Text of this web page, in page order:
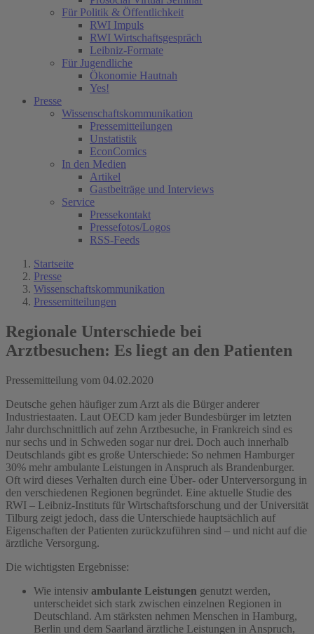
Für Politik & Öffentlichkeit
RWI Impuls
RWI Wirtschaftsgespräch
Leibniz-Formate
Für Jugendliche
Ökonomie Hautnah
Yes!
Presse
Wissenschaftskommunikation
Pressemitteilungen
Unstatistik
EconComics
In den Medien
Artikel
Gastbeiträge und Interviews
Service
Pressekontakt
Pressefotos/Logos
RSS-Feeds
Startseite
Presse
Wissenschaftskommunikation
Pressemitteilungen
Regionale Unterschiede bei
Arztbesuchen: Es liegt an den Patienten
Pressemitteilung vom 04.02.2020
Deutsche gehen häufiger zum Arzt als die Bürger anderer
Industriestaaten. Laut OECD kam jeder Bundesbürger im letzten
Jahr durchschnittlich auf zehn Arztbesuche, in Frankreich sind es
nur sechs und in Schweden sogar nur drei. Doch auch innerhalb
Deutschlands gibt es große Unterschiede: So nehmen Hamburger
30% mehr ambulante Leistungen in Anspruch als Brandenburger.
Oft wird dieses Verhalten durch eine Über- oder Unterversorgung in
den verschiedenen Regionen begründet. Eine aktuelle Studie des
RWI – Leibniz-Instituts für Wirtschaftsforschung und der Universität
Tilburg zeigt jedoch, dass die Unterschiede hauptsächlich auf
Eigenschaften der Patienten zurückzuführen sind – und nicht auf die
ärztliche Versorgung.
Die wichtigsten Ergebnisse:
Wie intensiv ambulante Leistungen genutzt werden,
unterscheidet sich stark zwischen einzelnen Regionen in
Deutschland. Am stärksten nehmen Menschen in Hamburg,
Berlin und dem Saarland ärztliche Leistungen in Anspruch,